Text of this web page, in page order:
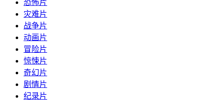
恐怖片
灾难片
战争片
动画片
冒险片
惊悚片
奇幻片
剧情片
纪录片